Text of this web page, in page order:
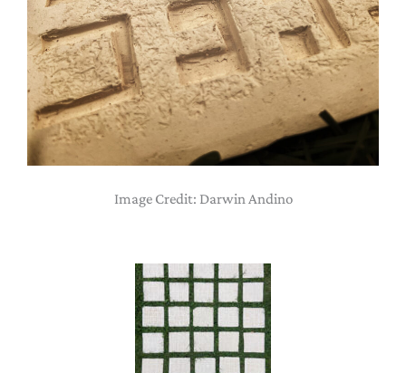
Image Credit: Darwin Andino